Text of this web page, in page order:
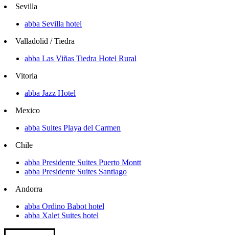
Sevilla
abba Sevilla hotel
Valladolid / Tiedra
abba Las Viñas Tiedra Hotel Rural
Vitoria
abba Jazz Hotel
Mexico
abba Suites Playa del Carmen
Chile
abba Presidente Suites Puerto Montt
abba Presidente Suites Santiago
Andorra
abba Ordino Babot hotel
abba Xalet Suites hotel